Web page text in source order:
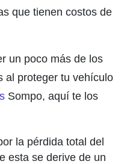
que tienen costos de
un poco más de los
al proteger tu vehículo
Sompo, aquí te los
la pérdida total del
esta se derive de un